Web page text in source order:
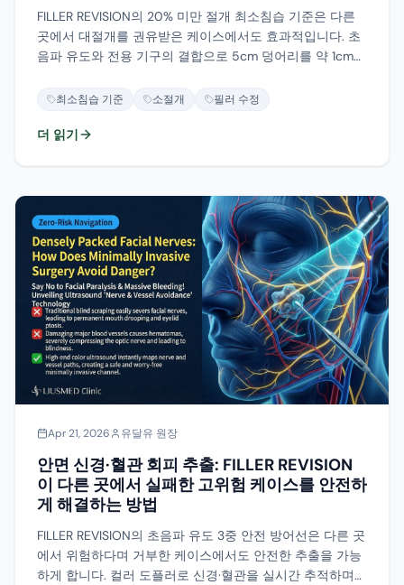
FILLER REVISION의 20% 미만 절개 최소침습 기준은 다른
곳에서 대절개를 권유받은 케이스에서도 효과적입니다. 초
음파 유도와 전용 기구의 결합으로 5cm 덩어리를 약 1cm
최소침습 기준 소절개 필러 수정
더 읽기
Apr 21, 2026 유달유 원장
안면 신경·혈관 회피 추출: FILLER REVISION
이 다른 곳에서 실패한 고위험 케이스를 안전하
게 해결하는 방법
FILLER REVISION의 초음파 유도 3중 안전 방어선은 다른 곳
에서 위험하다며 거부한 케이스에서도 안전한 추출을 가능
하게 합니다. 컬러 도플러로 신경·혈관을 실시간 추적하며